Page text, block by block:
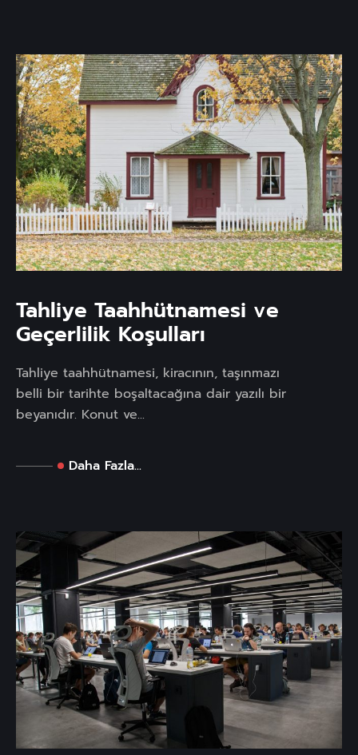
Tahliye Taahhütnamesi ve
Geçerlilik Koşulları
Tahliye taahhütnamesi, kiracının, taşınmazı
belli bir tarihte boşaltacağına dair yazılı bir
beyanıdır. Konut ve...
Daha Fazla...